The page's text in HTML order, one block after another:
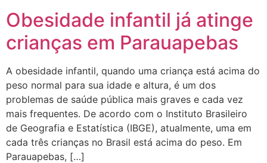
Obesidade infantil já atinge
crianças em Parauapebas
A obesidade infantil, quando uma criança está acima do
peso normal para sua idade e altura, é um dos
problemas de saúde pública mais graves e cada vez
mais frequentes. De acordo com o Instituto Brasileiro
de Geografia e Estatística (IBGE), atualmente, uma em
cada três crianças no Brasil está acima do peso. Em
Parauapebas, […]